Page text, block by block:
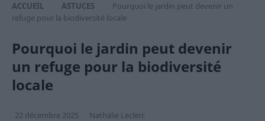
ACCUEIL ASTUCES
Pourquoi le jardin peut devenir un
refuge pour la biodiversité locale
Pourquoi le jardin peut devenir
un refuge pour la biodiversité
locale
22 décembre 2025 Nathalie Leclerc